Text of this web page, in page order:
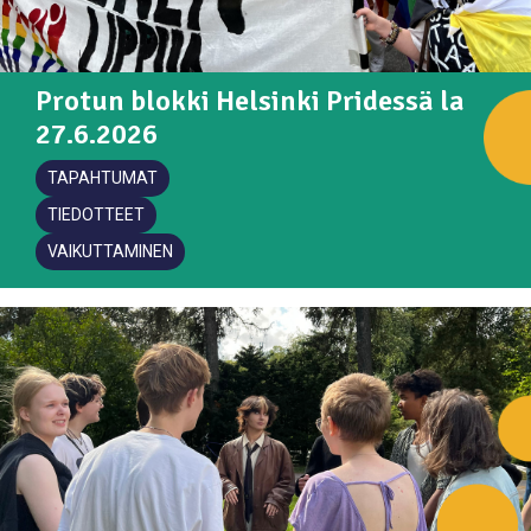
01. maaliskuun 2024
Kesäjatkoleirin 2024 ilmoittautuminen
aukeaa sunnuntaina 3.3. klo 10
03. maaliskuun 2023
Tervetuloa käyttämään Protun uusia
nettisivuja
Protun blokki Helsinki Pridessä la
27.6.2026
TAPAHTUMAT
TIEDOTTEET
VAIKUTTAMINEN